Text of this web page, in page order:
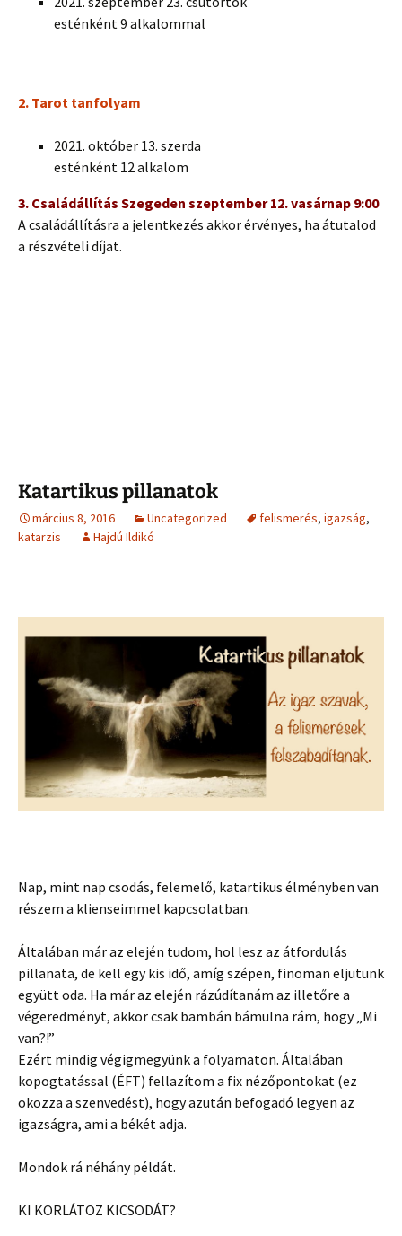
esténként 9 alkalommal
2. Tarot tanfolyam
2021. október 13. szerda
esténként 12 alkalom
3. Családállítás Szegeden szeptember 12. vasárnap 9:00
A családállításra a jelentkezés akkor érvényes, ha átutalod
a részvételi díjat.
Katartikus pillanatok
március 8, 2016 Uncategorized felismerés, igazság,
katarzis
Hajdú Ildikó
Nap, mint nap csodás, felemelő, katartikus élményben van
részem a klienseimmel kapcsolatban.
Általában már az elején tudom, hol lesz az átfordulás
pillanata, de kell egy kis idő, amíg szépen, finoman eljutunk
együtt oda. Ha már az elején rázúdítanám az illetőre a
végeredményt, akkor csak bambán bámulna rám, hogy „Mi
van?!”
Ezért mindig végigmegyünk a folyamaton. Általában
kopogtatással (ÉFT) fellazítom a fix nézőpontokat (ez
okozza a szenvedést), hogy azután befogadó legyen az
igazságra, ami a békét adja.
Mondok rá néhány példát.
KI KORLÁTOZ KICSODÁT?